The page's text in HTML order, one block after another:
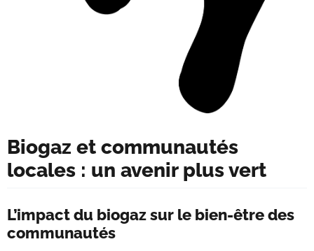
Biogaz et communautés
locales : un avenir plus vert
L’impact du biogaz sur le bien-être des
communautés